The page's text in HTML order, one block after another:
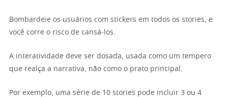
Bombardeie os usuários com stickers em todos os stories, e
você corre o risco de cansá-los.
A interatividade deve ser dosada, usada como um tempero
que realça a narrativa, não como o prato principal.
Por exemplo, uma série de 10 stories pode incluir 3 ou 4